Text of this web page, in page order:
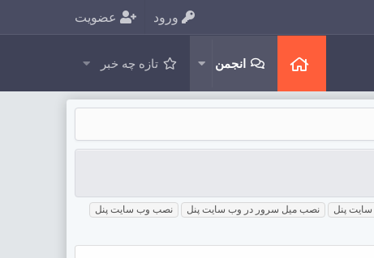
ورود عضویت
انجمن تازه چه خبر
نصب میل سرور در وب سایت پنل
نصب وب سایت پنل